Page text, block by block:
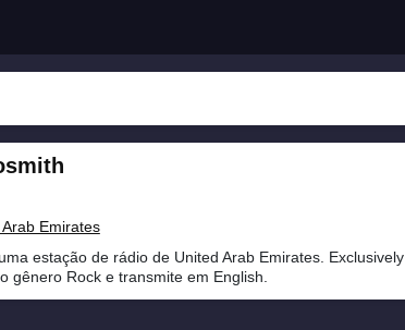
Emirates
estação de rádio de United Arab Emirates. Exclusively
gênero Rock e transmite em English.